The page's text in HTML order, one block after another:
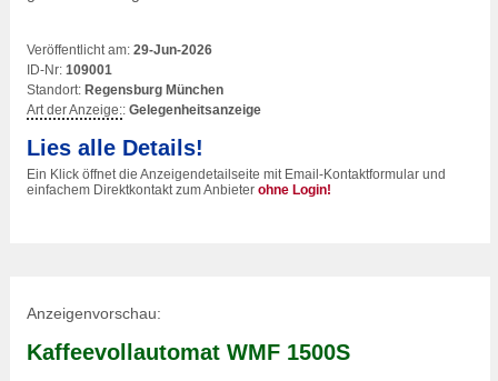
Veröffentlicht am: 29-Jun-2026
ID-Nr: 109001
Standort: Regensburg München
Art der Anzeige:: Gelegenheitsanzeige
Lies alle Details!
Ein Klick öffnet die Anzeigendetailseite mit Email-Kontaktformular und
einfachem Direktkontakt zum Anbieter ohne Login!
Anzeigenvorschau:
Kaffeevollautomat WMF 1500S